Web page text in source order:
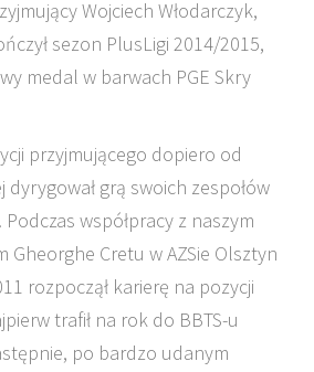
Wojciech Włodarczyk,
sezon PlusLigi 2014/2015,
medal w barwach PGE Skry
przyjmującego dopiero od
dyrygował grą swoich zespołów
współpracy z naszym
Gheorghe Cretu w AZSie Olsztyn
rozpoczął karierę na pozycji
trafił na rok do BBTS-u
po bardzo udanym